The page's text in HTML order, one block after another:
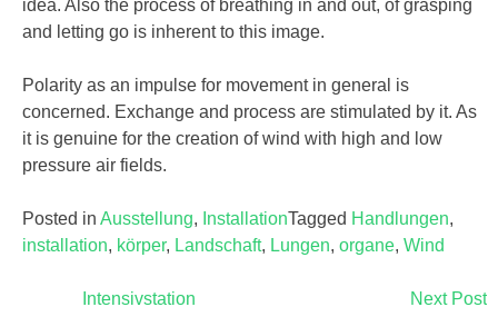
idea. Also the process of breathing in and out, of grasping
and letting go is inherent to this image.
Polarity as an impulse for movement in general is
concerned. Exchange and process are stimulated by it. As
it is genuine for the creation of wind with high and low
pressure air fields.
Posted in Ausstellung, InstallationTagged Handlungen,
installation, körper, Landschaft, Lungen, organe, Wind
Intensivstation Next Post